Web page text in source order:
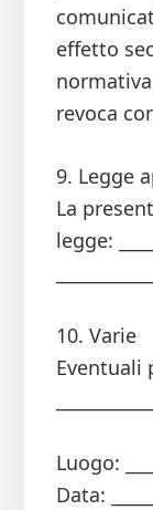
effetto
revoca
9. Legge
La
legge:
10. Varie
Eventuali
Luogo:
Data: